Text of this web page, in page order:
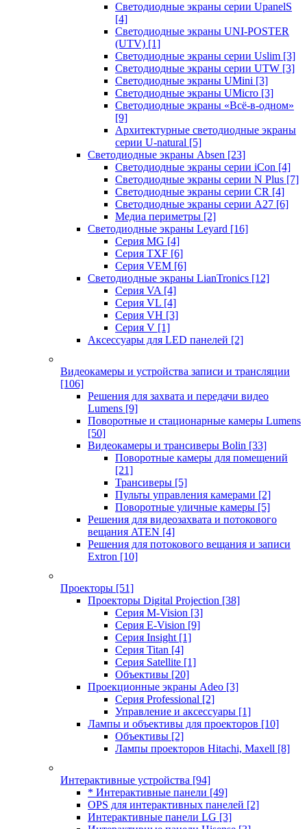
Светодиодные экраны серии UpanelS
[4]
Светодиодные экраны UNI-POSTER
(UTV) [1]
Светодиодные экраны серии Uslim [3]
Светодиодные экраны серии UTW [3]
Светодиодные экраны UMini [3]
Светодиодные экраны UMicro [3]
Светодиодные экраны «Всё-в-одном»
[9]
Архитектурные светодиодные экраны
серии U-natural [5]
Светодиодные экраны Absen [23]
Светодиодные экраны серии iCon [4]
Светодиодные экраны серии N Plus [7]
Светодиодные экраны серии CR [4]
Светодиодные экраны серии А27 [6]
Медиа периметры [2]
Светодиодные экраны Leyard [16]
Серия MG [4]
Серия TXF [6]
Серия VEM [6]
Светодиодные экраны LianTronics [12]
Серия VA [4]
Серия VL [4]
Серия VH [3]
Серия V [1]
Аксессуары для LED панелей [2]
Видеокамеры и устройства записи и трансляции
[106]
Решения для захвата и передачи видео
Lumens [9]
Поворотные и стационарные камеры Lumens
[50]
Видеокамеры и трансиверы Bolin [33]
Поворотные камеры для помещений
[21]
Трансиверы [5]
Пульты управления камерами [2]
Поворотные уличные камеры [5]
Решения для видеозахвата и потокового
вещания ATEN [4]
Решения для потокового вещания и записи
Extron [10]
Проекторы [51]
Проекторы Digital Projection [38]
Серия M-Vision [3]
Серия E-Vision [9]
Серия Insight [1]
Серия Titan [4]
Серия Satellite [1]
Объективы [20]
Проекционные экраны Adeo [3]
Серия Professional [2]
Управление и аксессуары [1]
Лампы и объективы для проекторов [10]
Объективы [2]
Лампы проекторов Hitachi, Maxell [8]
Интерактивные устройства [94]
* Интерактивные панели [49]
OPS для интерактивных панелей [2]
Интерактивные панели LG [3]